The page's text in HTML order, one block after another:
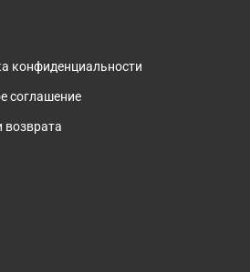
конфиденциальности
соглашение
возврата